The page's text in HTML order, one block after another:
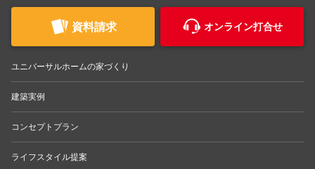
資料請求 オンライン打合せ
ユニバーサルホームの家づくり
建築実例
コンセプトプラン
ライフスタイル提案